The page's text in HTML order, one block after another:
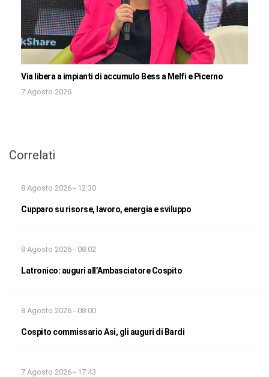
Via libera a impianti di accumulo Bess a Melfi e Picerno
7 Agosto 2026
Correlati
8 Agosto 2026 - 12:30
Cupparo su risorse, lavoro, energia e sviluppo
8 Agosto 2026 - 08:02
Latronico: auguri all’Ambasciatore Cospito
8 Agosto 2026 - 08:00
Cospito commissario Asi, gli auguri di Bardi
7 Agosto 2026 - 17:43